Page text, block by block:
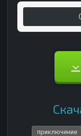
приключение